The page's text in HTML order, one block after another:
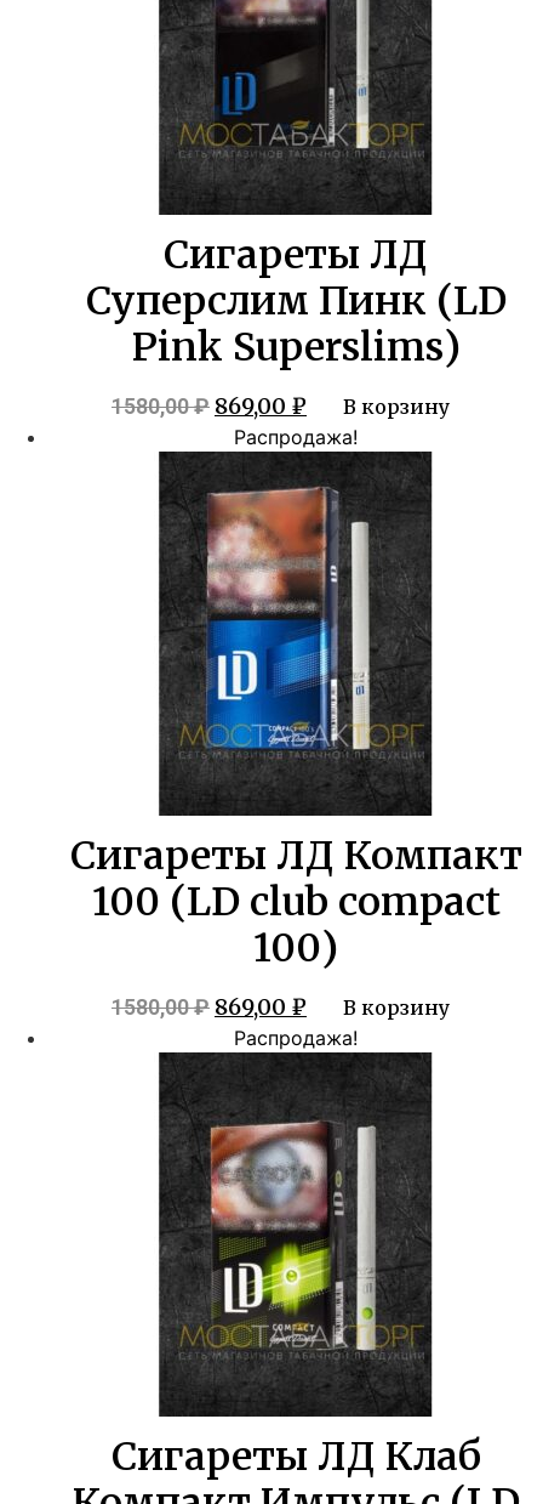
Сигареты ЛД
Суперслим Пинк (LD
Pink Superslims)
1580,00₽ Первоначальная
цена
составляла
1580,00 ₽.
869,00 ₽ Текущая
цена:
869,00 ₽.
В корзину
Распродажа!
Сигареты ЛД Компакт
100 (LD club compact
100)
1580,00₽ Первоначальная
цена
составляла
1580,00 ₽.
869,00 ₽ Текущая
цена:
869,00 ₽.
В корзину
Распродажа!
Сигареты ЛД Клаб